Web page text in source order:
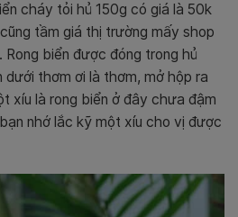
cháy tỏi hủ 150g có giá là 50k
tầm giá thị trường mấy shop
biển được đóng trong hủ
thơm ơi là thơm, mở hộp ra
xíu là rong biển ở đây chưa đậm
nhớ lắc kỹ một xíu cho vị được